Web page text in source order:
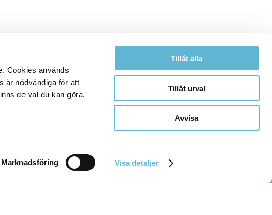
Cookies används
är nödvändiga för att
de val du kan göra.
Marknadsföring Visa detaljer
Tillåt alla
Tillåt urval
Avvisa